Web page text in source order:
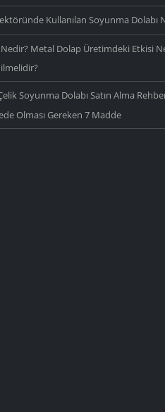
Kullanılan Soyunma Dolabı
Nedir? Metal Dolap Üretimdeki Etkisi
Soyunma Dolabı Satın Alma
Olması Gereken 7 Madde